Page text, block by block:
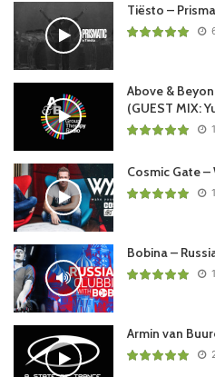
Tiësto –
Above &
(GUEST MIX:
Cosmic Gate –
Bobina –
Armin van